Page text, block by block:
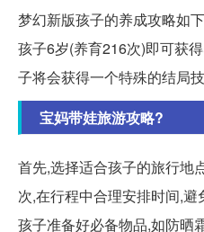
梦幻新版孩子的养成攻略如
孩子6岁(养育216次)即可获
子将会获得一个特殊的结局
宝妈带娃旅游攻略?
首先,选择适合孩子的旅行地
次,在行程中合理安排时间,
孩子准备好必备物品,如防晒